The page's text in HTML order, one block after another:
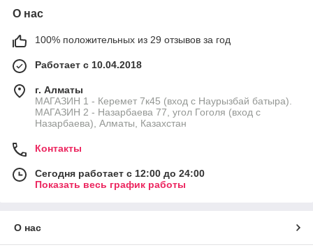
О нас
100% положительных из 29 отзывов за год
Работает с 10.04.2018
г. Алматы
МАГАЗИН 1 - Керемет 7к45 (вход с Наурызбай батыра).
МАГАЗИН 2 - Назарбаева 77, угол Гоголя (вход с
Назарбаева), Алматы, Казахстан
Контакты
Сегодня работает с 12:00 до 24:00
Показать весь график работы
О нас